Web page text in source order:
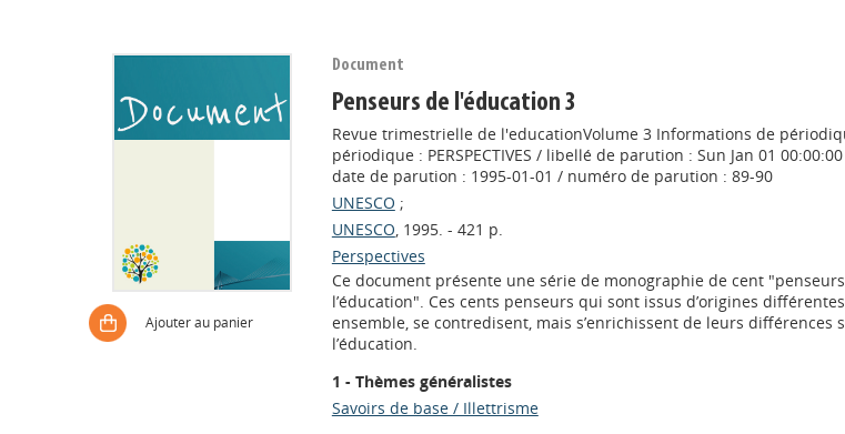
Ajouter au panier
Document
Penseurs de l'éducation 3
Revue trimestrielle de l'educationVolume 3 Informations de
périodique : PERSPECTIVES / libellé de parution : Sun Jan 01
date de parution : 1995-01-01 / numéro de parution : 89-90
UNESCO ;
UNESCO, 1995. - 421 p.
Perspectives
Ce document présente une série de monographie de cent
l’éducation". Ces cents penseurs qui sont issus d’origines
ensemble, se contredisent, mais s’enrichissent de leurs différences
l’éducation.
1 - Thèmes généralistes
Savoirs de base / Illettrisme